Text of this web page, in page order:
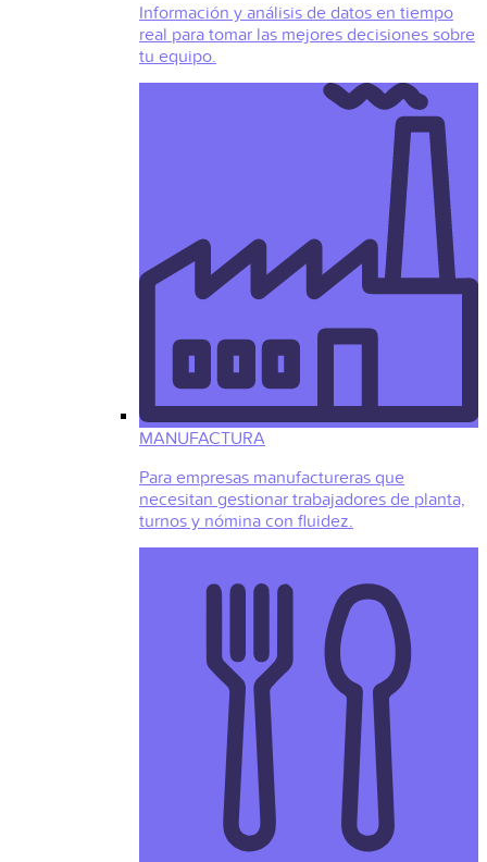
Información y análisis de datos en tiempo
real para tomar las mejores decisiones sobre
tu equipo.
MANUFACTURA
Para empresas manufactureras que
necesitan gestionar trabajadores de planta,
turnos y nómina con fluidez.